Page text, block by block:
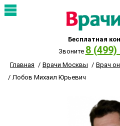
Бесплатная
Звоните 8
Главная Врачи Москвы
Врач
Лобов Михаил Юрьевич